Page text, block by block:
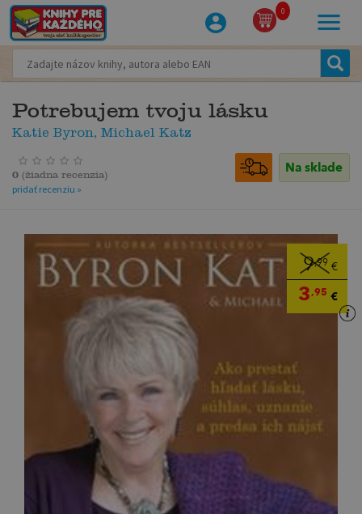
0
Potrebujem tvoju lásku
Katie Byron, Michael Katz
Na sklade
0 (žiadna recenzia)
pridať recenziu »
9,99 €
3,95 €